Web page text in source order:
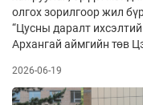
олгох зорилгоор жил
“Цусны даралт
Архангай аймгийн төв
2026-06-19